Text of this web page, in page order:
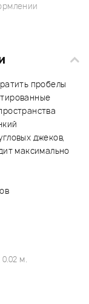
пробелы
джеков,
максимально
м.